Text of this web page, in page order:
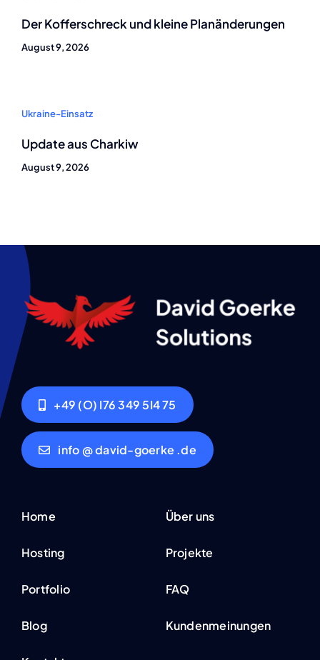
Der Kofferschreck und kleine Planänderungen
August 9, 2026
Ukraine-Einsatz
Update aus Charkiw
August 9, 2026
+49 (O) I76 349 5I4 75
info @ david-goerke .de
Home
Hosting
Portfolio
Blog
Über uns
Projekte
FAQ
Kundenmeinungen